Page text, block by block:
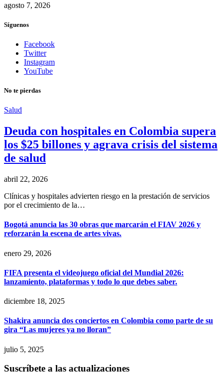
agosto 7, 2026
Síguenos
Facebook
Twitter
Instagram
YouTube
No te pierdas
Salud
Deuda con hospitales en Colombia supera
los $25 billones y agrava crisis del sistema
de salud
abril 22, 2026
Clínicas y hospitales advierten riesgo en la prestación de servicios
por el crecimiento de la…
Bogotá anuncia las 30 obras que marcarán el FIAV 2026 y
reforzarán la escena de artes vivas.
enero 29, 2026
FIFA presenta el videojuego oficial del Mundial 2026:
lanzamiento, plataformas y todo lo que debes saber.
diciembre 18, 2025
Shakira anuncia dos conciertos en Colombia como parte de su
gira “Las mujeres ya no lloran”
julio 5, 2025
Suscríbete a las actualizaciones